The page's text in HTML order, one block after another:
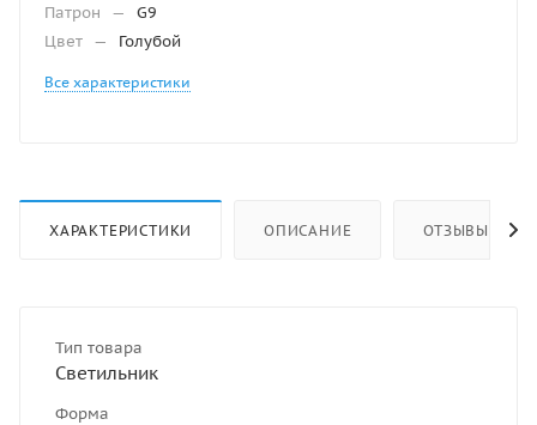
Патрон
—
G9
Цвет — Голубой
Все характеристики
ХАРАКТЕРИСТИКИ ОПИСАНИЕ ОТЗЫВЫ
Тип товара
Светильник
Форма